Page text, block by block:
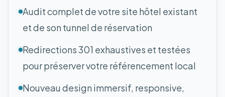
Audit complet de votre site hôtel existant
et de son tunnel de réservation
Redirections 301 exhaustives et testées
pour préserver votre référencement local
Nouveau design immersif, responsive,